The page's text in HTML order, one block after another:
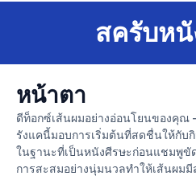
สครับห
หน้าตา
ดีท็อกซ์เส้นผมอย่างอ่อนโยนของคุณ
รังแคนี้มอบการเริ่มต้นที่สดชื่นให้กับ
ในฐานะที่เป็นหนังศีรษะก่อนแชมพูขั
การสะสมอย่างนุ่มนวลทำให้เส้นผม